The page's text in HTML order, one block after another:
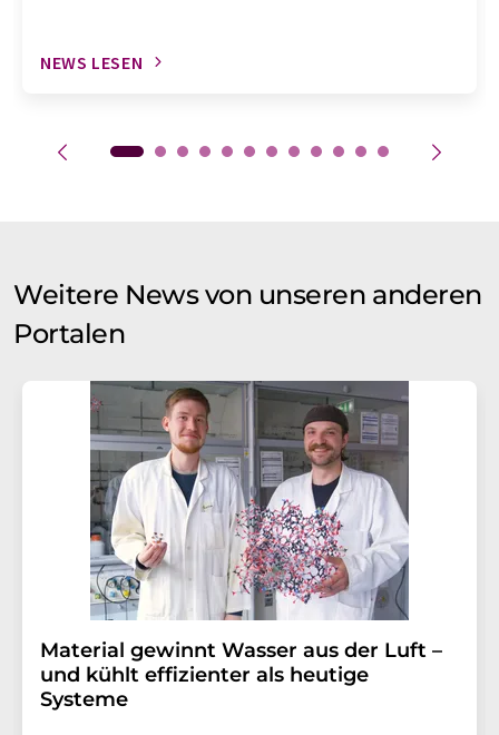
NEWS LESEN
Weitere News von unseren anderen
Portalen
Material gewinnt Wasser aus der Luft –
und kühlt effizienter als heutige
Systeme